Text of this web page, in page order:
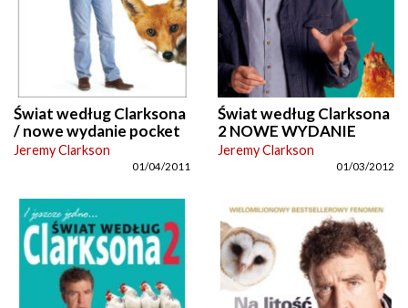
Świat według Clarksona
/ nowe wydanie pocket
Jeremy Clarkson
01/04/2011
Świat według Clarksona
2 NOWE WYDANIE
Jeremy Clarkson
01/03/2012